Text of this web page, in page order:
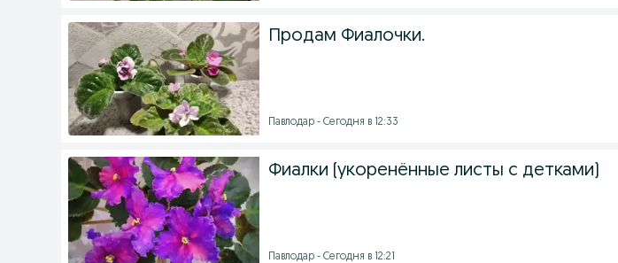
Продам Фиалочки.
Павлодар - Сегодня в 12:33
Фиалки (укоренённые листы с детками)
Павлодар - Сегодня в 12:21